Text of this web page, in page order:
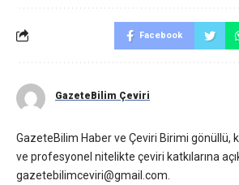
Facebook
GazeteBilim Çeviri
GazeteBilim Haber ve Çeviri Birimi gönüllü,
ve profesyonel nitelikte çeviri katkılarına
gazetebilimceviri@gmail.com.